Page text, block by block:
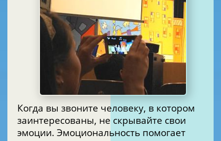
Когда вы звоните человеку, в котором
заинтересованы, не скрывайте свои
эмоции. Эмоциональность помогает